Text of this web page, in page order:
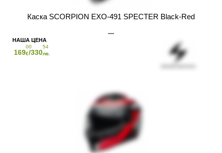
Каска SCORPION EXO-491 SPECTER Black-Red
169
00
€/330
54
лв.